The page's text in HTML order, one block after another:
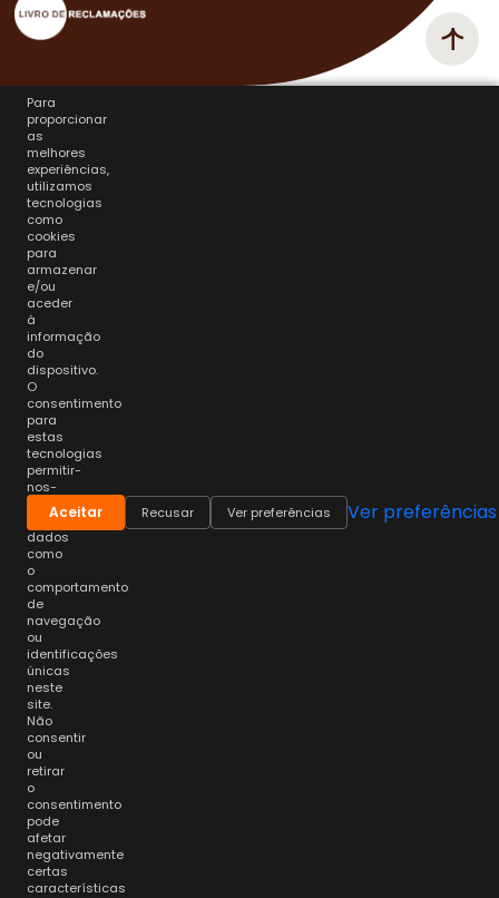
Para
proporcionar
as
melhores
experiências,
utilizamos
tecnologias
como
cookies
para
armazenar
e/ou
aceder
à
informação
do
dispositivo.
O
consentimento
para
estas
tecnologias
permitir-
nos-
á
processar
dados
como
o
comportamento
de
navegação
ou
identificações
únicas
neste
site.
Não
consentir
ou
retirar
o
consentimento
pode
afetar
negativamente
certas
características
Aceitar Recusar Ver preferências Ver preferências